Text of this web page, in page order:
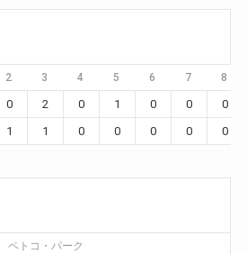
2 3 4 5 6 7 8
0 2 0 1 0 0
0
1 1 0 0 0 0 0
ペトコ・パーク